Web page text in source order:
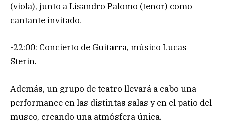
(viola), junto a Lisandro Palomo (tenor) como
cantante invitado.
-22:00: Concierto de Guitarra, músico Lucas
Sterin.
Además, un grupo de teatro llevará a cabo una
performance en las distintas salas y en el patio del
museo, creando una atmósfera única.